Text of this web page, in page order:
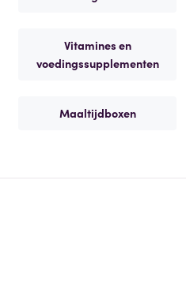
Vitamines en
voedingssupplementen
Maaltijdboxen